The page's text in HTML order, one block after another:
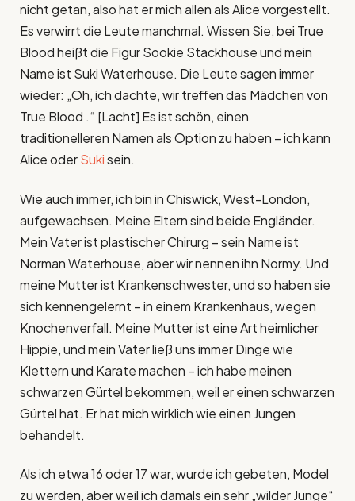
nicht getan, also hat er mich allen als Alice vorgestellt.
Es verwirrt die Leute manchmal. Wissen Sie, bei True
Blood heißt die Figur Sookie Stackhouse und mein
Name ist Suki Waterhouse. Die Leute sagen immer
wieder: „Oh, ich dachte, wir treffen das Mädchen von
True Blood .“ [Lacht] Es ist schön, einen
traditionelleren Namen als Option zu haben – ich kann
Alice oderSukisein.
Wie auch immer, ich bin in Chiswick, West-London,
aufgewachsen. Meine Eltern sind beide Engländer.
Mein Vater ist plastischer Chirurg – sein Name ist
Norman Waterhouse, aber wir nennen ihn Normy. Und
meine Mutter ist Krankenschwester, und so haben sie
sich kennengelernt – in einem Krankenhaus, wegen
Knochenverfall. Meine Mutter ist eine Art heimlicher
Hippie, und mein Vater ließ uns immer Dinge wie
Klettern und Karate machen – ich habe meinen
schwarzen Gürtel bekommen, weil er einen schwarzen
Gürtel hat. Er hat mich wirklich wie einen Jungen
behandelt.
Als ich etwa 16 oder 17 war, wurde ich gebeten, Model
zu werden, aber weil ich damals ein sehr „wilder Junge“